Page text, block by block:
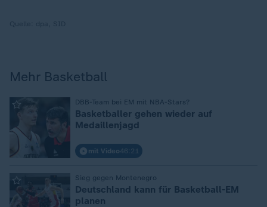
Mehr Basketball
DBB-Team bei EM mit NBA-Stars?
Basketballer gehen wieder auf
Medaillenjagd
mit Video46:21
Sieg gegen Montenegro
Deutschland kann für Basketball-EM
planen